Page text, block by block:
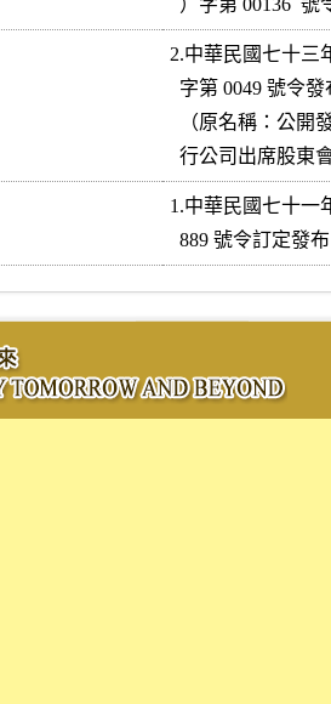
2.中華民國七十三
1.中華民國七十一